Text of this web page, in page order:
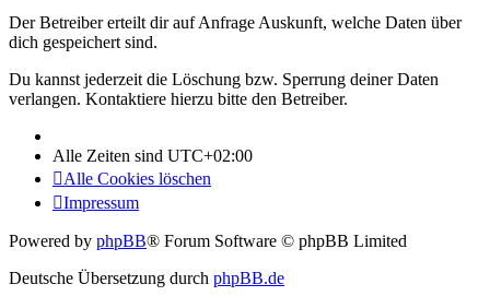
Der Betreiber erteilt dir auf Anfrage Auskunft, welche Daten über
dich gespeichert sind.
Du kannst jederzeit die Löschung bzw. Sperrung deiner Daten
verlangen. Kontaktiere hierzu bitte den Betreiber.
Alle Zeiten sind UTC+02:00
Alle Cookies löschen
Impressum
Powered by phpBB® Forum Software © phpBB Limited
Deutsche Übersetzung durch phpBB.de